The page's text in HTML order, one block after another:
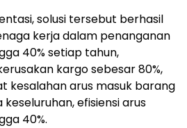
solusi tersebut berhasil
kerja dalam penanganan
40% setiap tahun,
kargo sebesar 80%,
kesalahan arus masuk barang
keseluruhan, efisiensi arus
40%.